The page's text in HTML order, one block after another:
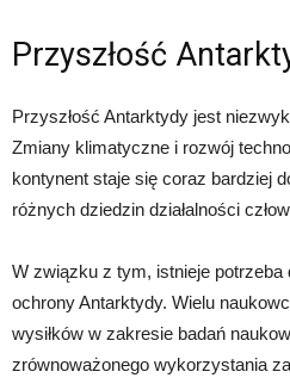
Przyszłość
Przyszłość Antarktydy jest
Zmiany klimatyczne i rozwój
kontynent staje się coraz bardziej
różnych dziedzin działalności
W związku z tym, istnieje potrzeba
ochrony Antarktydy. Wielu
wysiłków w zakresie badań
zrównoważonego wykorzystania